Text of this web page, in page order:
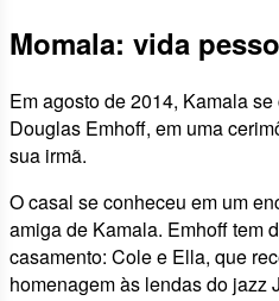
Momala: vida
Em agosto de 2014, Kamala
Douglas Emhoff, em uma
sua irmã.
O casal se conheceu em um
amiga de Kamala. Emhoff tem
casamento: Cole e Ella, que
homenagem às lendas do jazz